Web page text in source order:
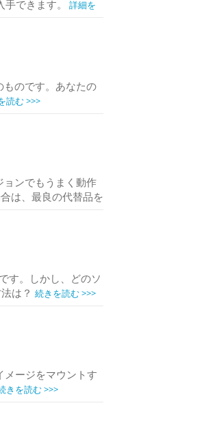
できます。
詳細を
ものです。あなたの
読む >>>
ョンでもうまく動作
は、最良の代替品を
す。しかし、どのソ
は？ 続きを読む >>>
メージをマウントす
きを読む >>>